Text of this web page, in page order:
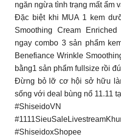
ngăn ngừa tình trạng mất ẩm
Đặc biệt khi MUA 1 kem
Smoothing Cream
ngay combo 3 sản phẩm
Benefiance Wrinkle
bằng1 sản phẩm fullsize rồi
Đừng bỏ lỡ cơ hội sở hữu
sống với deal bùng nổ 11.11
#ShiseidoVN
#ShiseidoxShopee